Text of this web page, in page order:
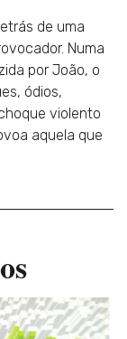
de uma
Numa
por João, o
ódios,
violento
aquela que